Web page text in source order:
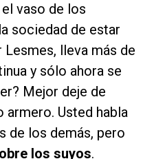
vaso de los
sociedad de estar
lleva más de
y sólo ahora se
Mejor deje de
armero. Usted habla
de los demás, pero
los suyos.